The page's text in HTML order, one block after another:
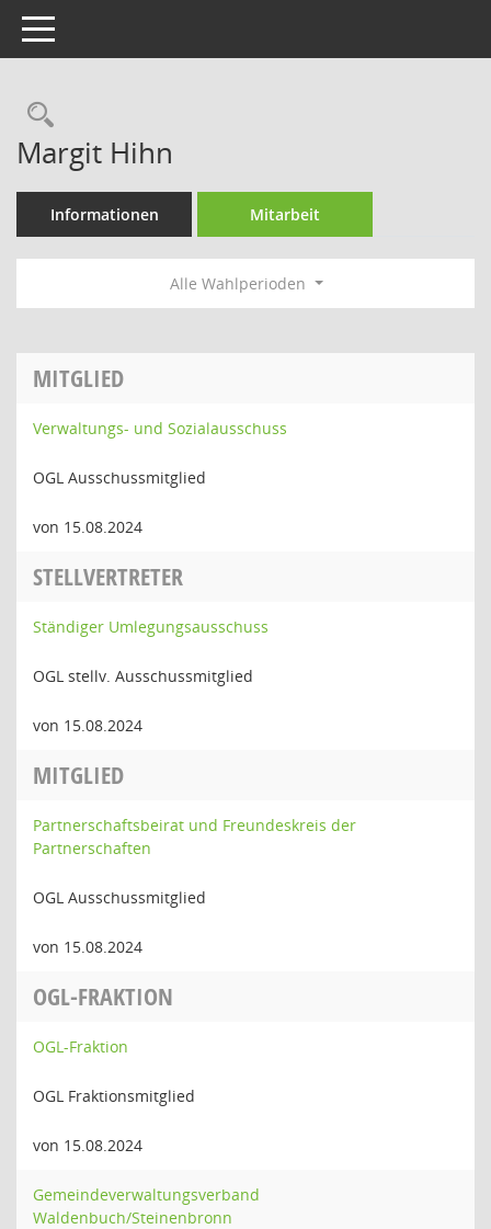
Toggle navigation
Rechercheauswahl
Margit Hihn
Informationen Mitarbeit
Alle Wahlperioden
MITGLIED
Verwaltungs- und Sozialausschuss
OGL Ausschussmitglied
von 15.08.2024
STELLVERTRETER
Ständiger Umlegungsausschuss
OGL stellv. Ausschussmitglied
von 15.08.2024
MITGLIED
Partnerschaftsbeirat und Freundeskreis der
Partnerschaften
OGL Ausschussmitglied
von 15.08.2024
OGL-FRAKTION
OGL-Fraktion
OGL Fraktionsmitglied
von 15.08.2024
Gemeindeverwaltungsverband
Waldenbuch/Steinenbronn